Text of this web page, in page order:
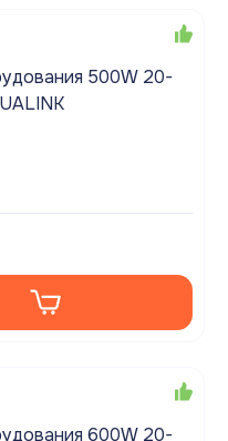
500W 20-
600W 20-